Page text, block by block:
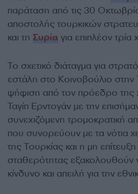
παράταση από τις 30
αποστολής τουρκικών
και τη Συρία για επιπλέον τρία
Το σχετικό διάταγμα για
εστάλη στο Κοινοβούλιο
ψήφιση από τον πρόεδρο της
Ταγίπ Ερντογάν με την
συνεχιζόμενη τρομοκρατική
που συνορεύουν με τα νότια
της Τουρκίας και η μη
σταθερότητας εξακολουθούν
κίνδυνο και απειλή για την